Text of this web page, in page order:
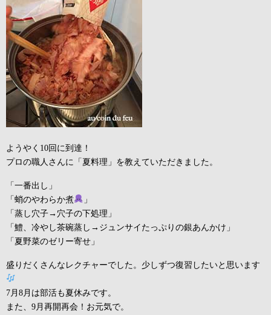
ようやく10回に到達！
プロの職人さんに「夏料理」を教えていただきました。
「一番出し」
「蛸のやわらか煮
」
「蒸し穴子→穴子の下処理」
「鱧、冷やし茶碗蒸し→ジュンサイたっぷりの銀あんかけ」
「夏野菜のゼリー寄せ」
盛りだくさんなレクチャーでした。少しずつ復習したいと思います
7月8月は部活も夏休みです。
また、9月再開再会！お元気で。